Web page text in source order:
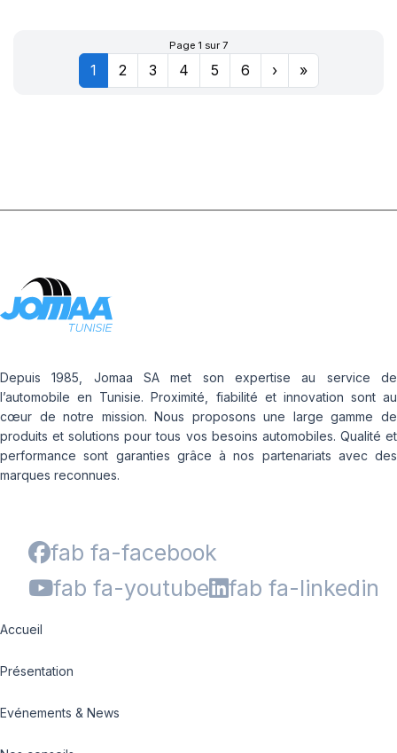
Page 1 sur 7
1 2 3 4 5 6 › »
Depuis 1985, Jomaa SA met son expertise au service de
l’automobile en Tunisie. Proximité, fiabilité et innovation sont au
cœur de notre mission. Nous proposons une large gamme de
produits et solutions pour tous vos besoins automobiles. Qualité et
performance sont garanties grâce à nos partenariats avec des
marques reconnues.
fab fa-facebook
fab fa-youtube
fab fa-linkedin
Accueil
Présentation
Evénements & News